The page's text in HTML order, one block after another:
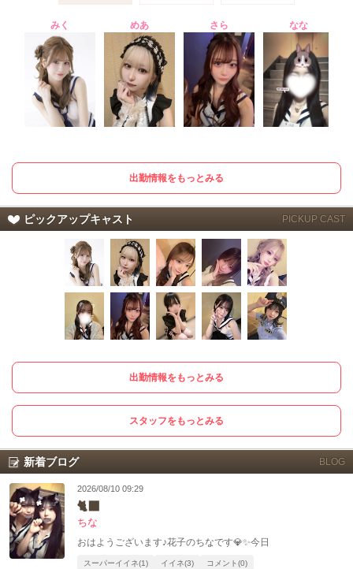
みく めあ さら なな
出勤情報をもっとみる
ピックアップキャスト PICKUP CAST
出勤情報をもっとみる
スタッフをもっとみる
新着ブログ BLOG
2026/08/10 09:29
🐈‍⬛
ちな
おはようございます♪花子のちなです💎✨今日
スーパーイイネ(1) イイネ(3) コメント(0)